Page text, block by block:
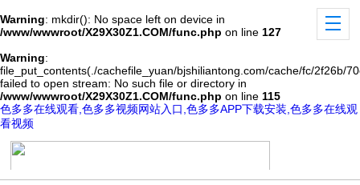
Warning: mkdir(): No space left on device in
/www/wwwroot/X29X30Z1.COM/func.php on line 127
Warning:
file_put_contents(./cachefile_yuan/bjshiliantong.com/cache/fc/2f26b/
failed to open stream: No such file or directory in
/www/wwwroot/X29X30Z1.COM/func.php on line 115
色多多在线观看,色多多视频网站入口,色多多APP下载安装,色多多在线观
看视频